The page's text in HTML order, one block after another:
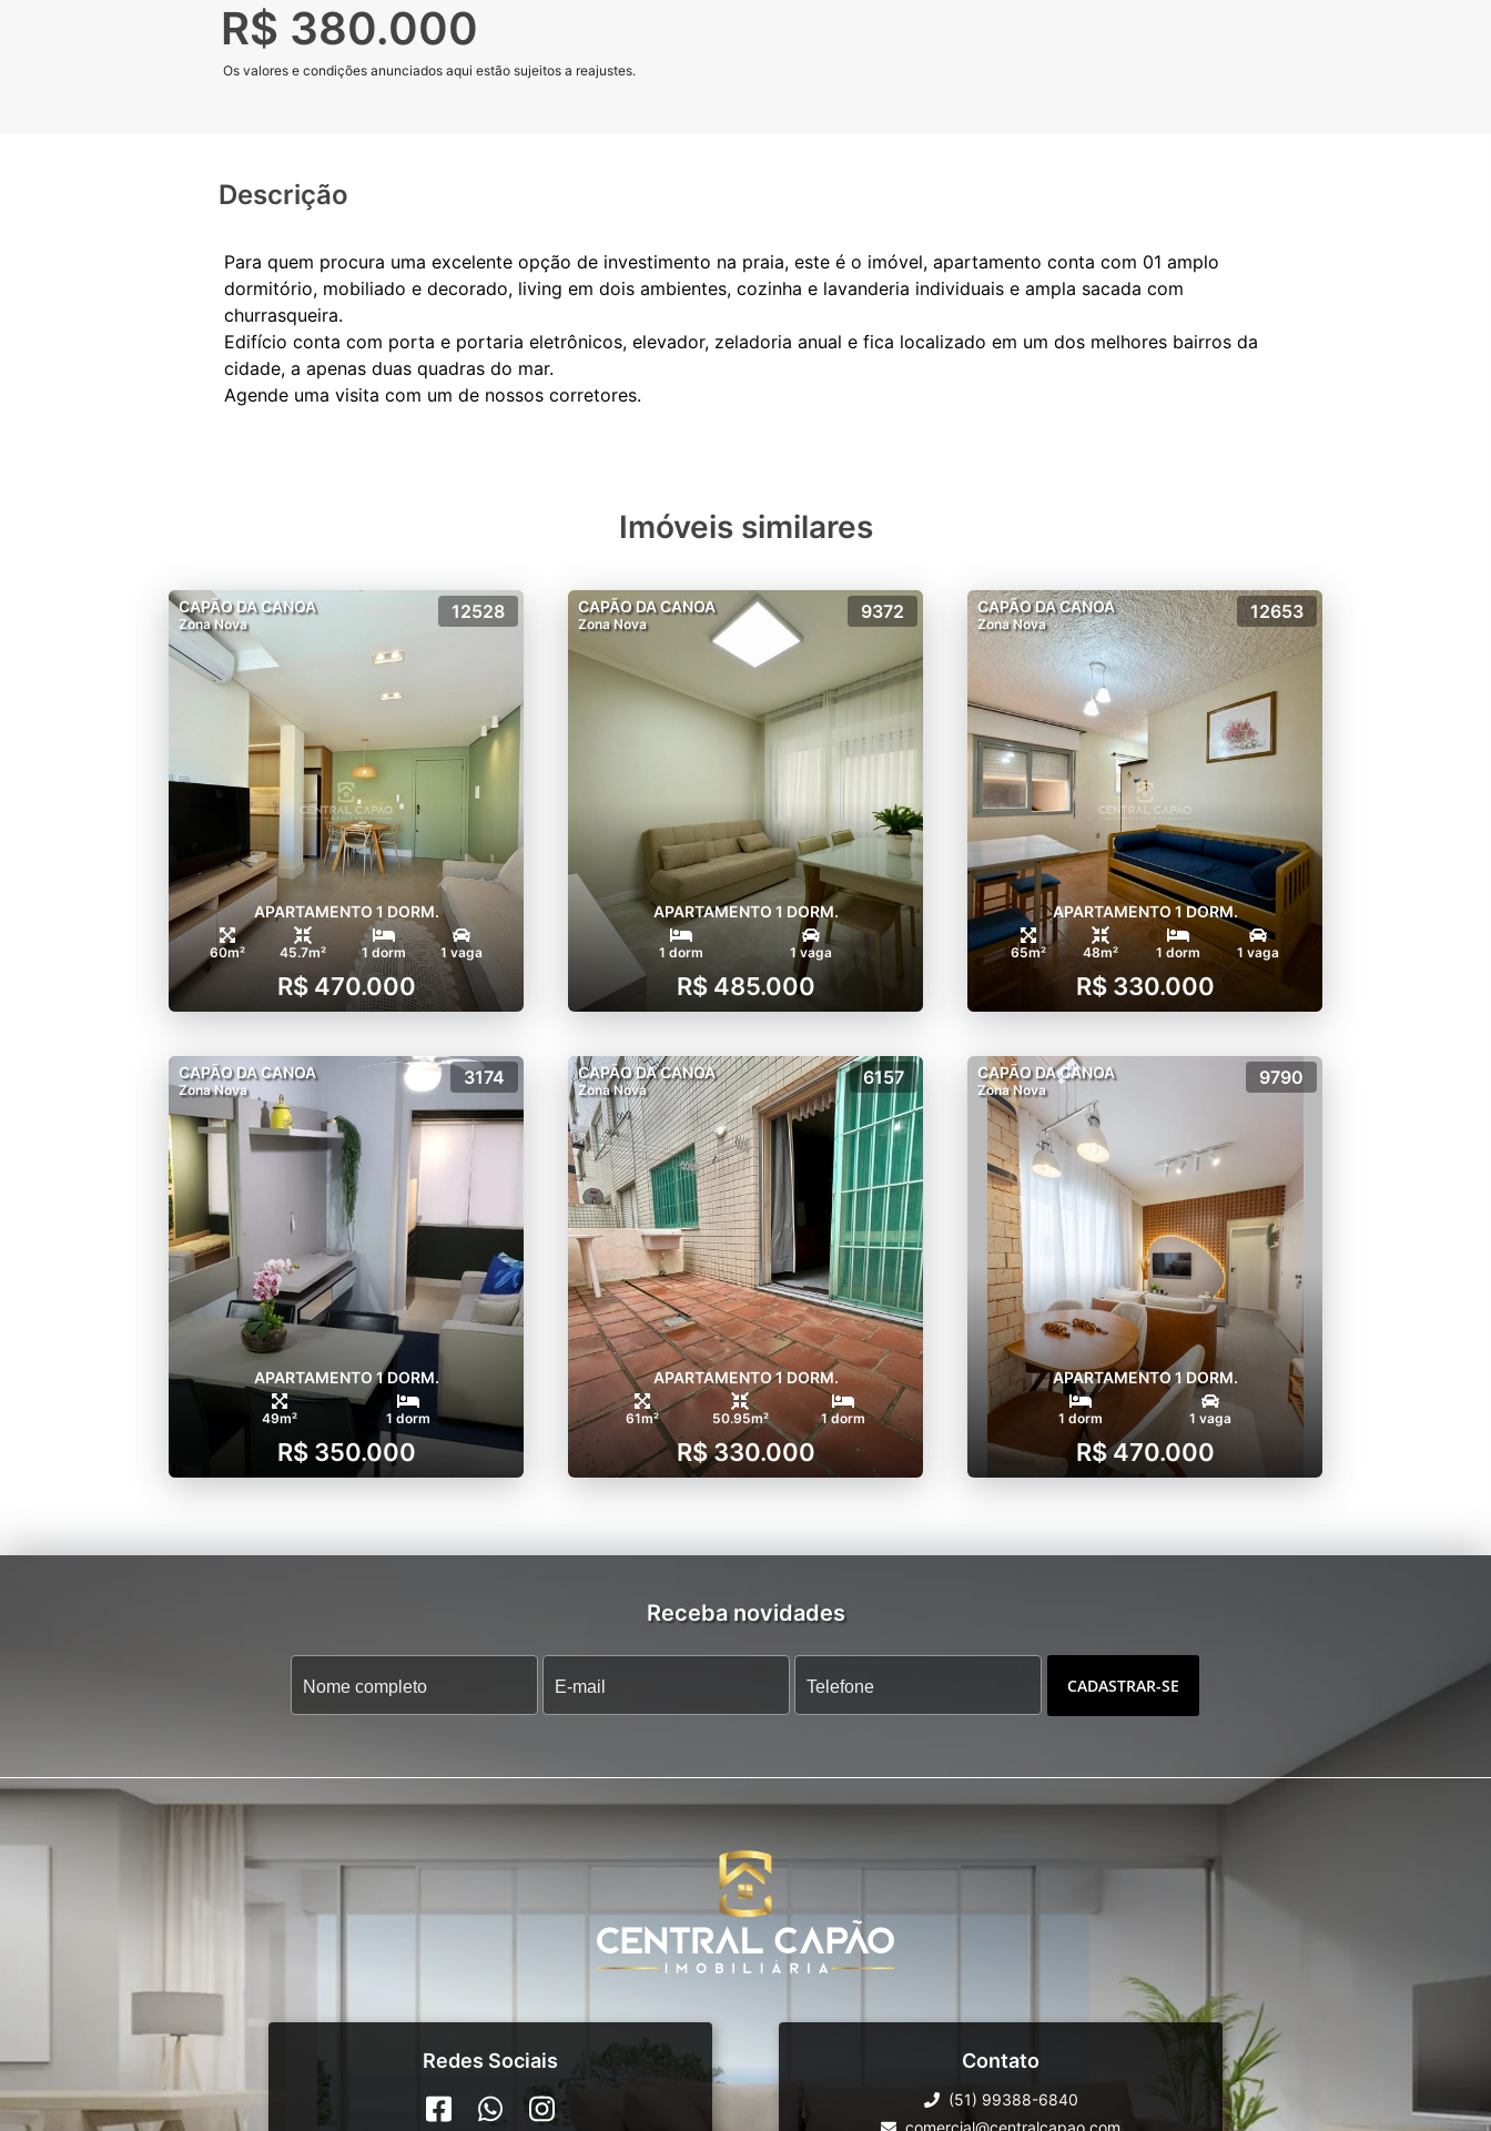
R$ 380.000
Os valores e condições anunciados aqui estão sujeitos a reajustes.
Descrição
Para quem procura uma excelente opção de investimento na praia, este é o imóvel, apartamento conta com 01 amplo
dormitório, mobiliado e decorado, living em dois ambientes, cozinha e lavanderia individuais e ampla sacada com
churrasqueira.
Edifício conta com porta e portaria eletrônicos, elevador, zeladoria anual e fica localizado em um dos melhores bairros da
cidade, a apenas duas quadras do mar.
Imóveis similares
CAPÃO DA CANOA
Zona Nova
12528
APARTAMENTO 1 DORM.
60m² 45.7m² 1 dorm 1 vaga
R$ 470.000
CAPÃO DA CANOA
Zona Nova
9372
APARTAMENTO 1 DORM.
1 dorm 1 vaga
R$ 485.000
CAPÃO DA CANOA
Zona Nova
12653
APARTAMENTO 1 DORM.
65m² 48m² 1 dorm 1 vaga
R$ 330.000
CAPÃO DA CANOA
Zona Nova
3174
APARTAMENTO 1 DORM.
49m² 1 dorm
R$ 350.000
CAPÃO DA CANOA
Zona Nova
6157
APARTAMENTO 1 DORM.
61m² 50.95m² 1 dorm
R$ 330.000
CAPÃO DA CANOA
Zona Nova
9790
APARTAMENTO 1 DORM.
1 dorm 1 vaga
R$ 470.000
Receba novidades
CADASTRAR-SE
Redes Sociais Contato
(51) 99388-6840
comercial@centralcapao.com